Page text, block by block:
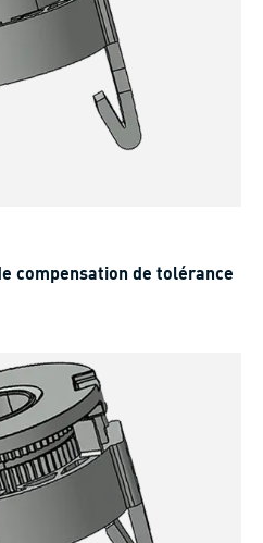
compensation de tolérance